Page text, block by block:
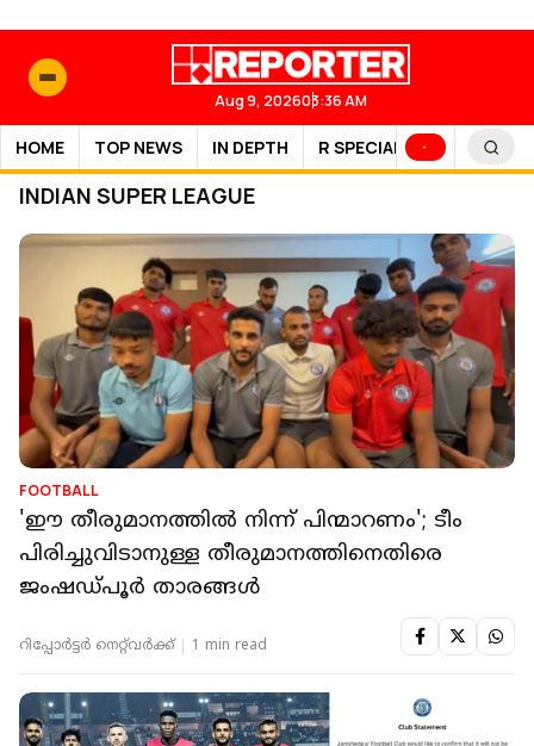
Aug 9, 202603:36 AM
HOME TOP NEWS IN DEPTH R SPECIAL SPORTS
INDIAN SUPER LEAGUE
FOOTBALL
'ഈ തീരുമാനത്തിൽ നിന്ന് പിന്മാറണം'; ടീം
പിരിച്ചുവിടാനുള്ള തീരുമാനത്തിനെതിരെ
ജംഷഡ്പൂർ താരങ്ങൾ
റിപ്പോർട്ടർ നെറ്റ്‌വര്‍ക്ക്‌ 1 min read